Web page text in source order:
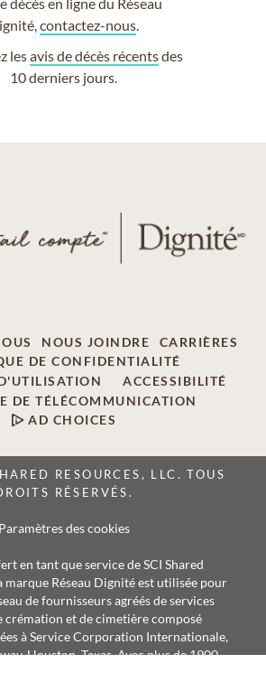
contactez-nous
lesavis de décès récentsdes
10 derniers jours.
NOUS JOINDRE
CARRIÈRES
DE CONFIDENTIALITÉ
ACCESSIBILITÉ
DE TÉLÉCOMMUNICATION
AD CHOICES
RESOURCES, LLC. TOUS
RÉSERVÉS.
Paramètres des cookies
en tant que service de SCI Shared
marque Réseau Dignité est utilisée pour
de fournisseurs agréés de services
crémation et de cimetière composé
à Service Corporation Internationale,
Houston, Texas. Avec plus de 1900